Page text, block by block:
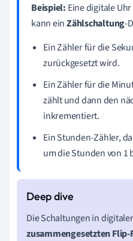
Beispiel: Eine digitale
kann einZählschaltung-
Ein Zähler für die
zurückgesetzt wird.
Ein Zähler für die
zählt und dann den
inkrementiert.
Ein Stunden-Zähler,
um die Stunden von 1
Die Schaltungen in
zusammengesetzten Flip-